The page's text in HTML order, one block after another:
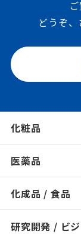
どうぞ
化粧品
化粧品トップ
製品検索
イチオシ原
医薬品
医薬品トップ
化成品 / 食品
化成品 / 食
研究開発 / ビ